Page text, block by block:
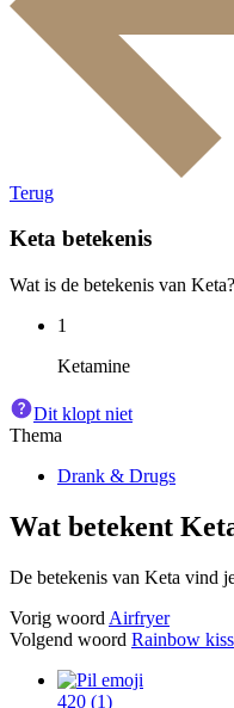
Terug
Keta betekenis
Wat is de betekenis van
1
Ketamine
Dit klopt niet
Thema
Drank & Drugs
Wat betekent
De betekenis van Keta vind
Vorig woord Airfryer
Volgend woord Rainbow kiss
420 (1)